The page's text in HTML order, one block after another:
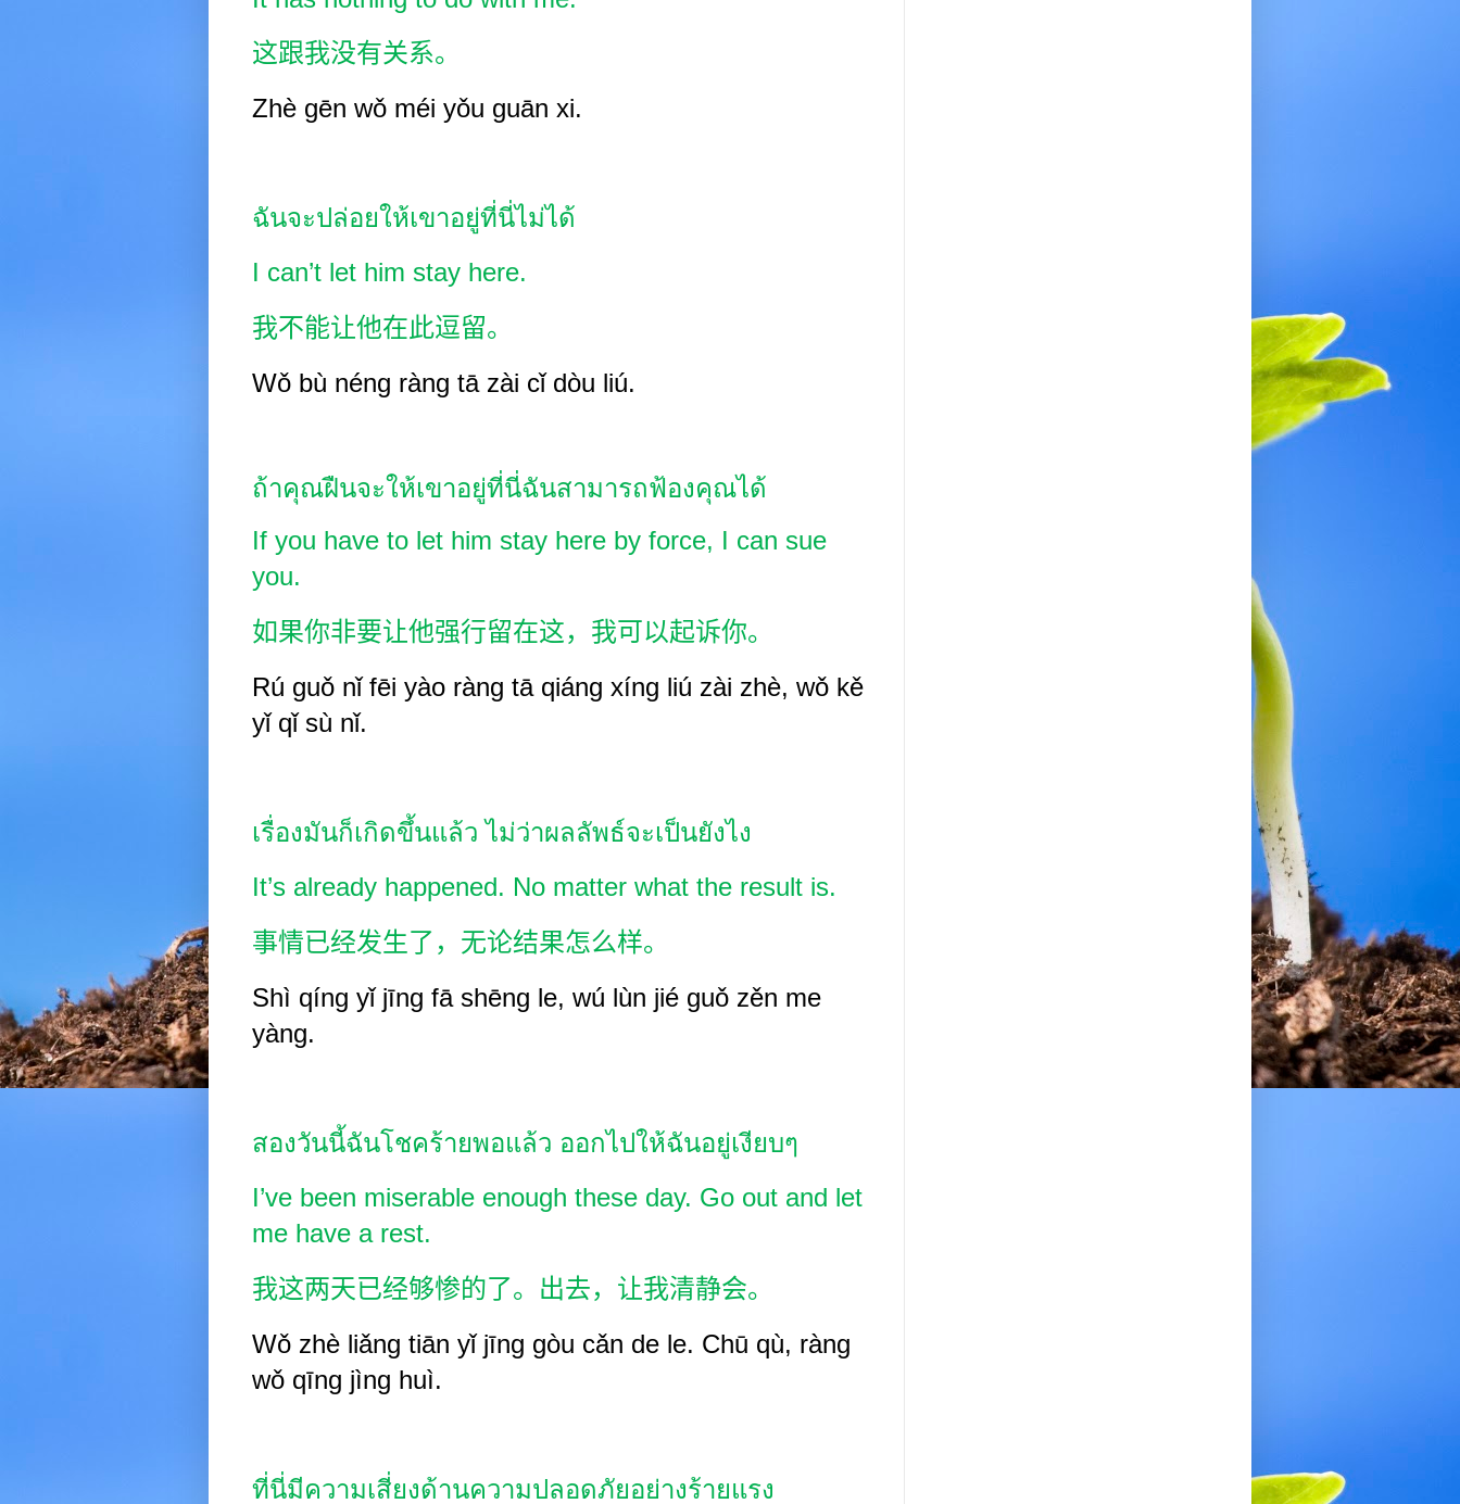
这跟我没有关系。
Zhè gēn wǒ méi yǒu guān xi.
ฉันจะปล่อยให้เขาอยู่ที่นี่ไม่ได้
I can’t let him stay here.
我不能让他在此逗留。
Wǒ bù néng ràng tā zài cǐ dòu liú.
ถ้าคุณฝืนจะให้เขาอยู่ที่นี่ฉันสามารถฟ้องคุณได้
If you have to let him stay here by force, I can sue
you.
如果你非要让他强行留在这，我可以起诉你。
Rú guǒ nǐ fēi yào ràng tā qiáng xíng liú zài zhè, wǒ kě
yǐ qǐ sù nǐ.
เรื่องมันก็เกิดขึ้นแล้ว ไม่ว่าผลลัพธ์จะเป็นยังไง
It’s already happened. No matter what the result is.
事情已经发生了，无论结果怎么样。
Shì qíng yǐ jīng fā shēng le, wú lùn jié guǒ zěn me
yàng.
สองวันนี้ฉันโชคร้ายพอแล้ว ออกไปให้ฉันอยู่เงียบๆ
I’ve been miserable enough these day. Go out and let
me have a rest.
我这两天已经够惨的了。出去，让我清静会。
Wǒ zhè liǎng tiān yǐ jīng gòu cǎn de le. Chū qù, ràng
wǒ qīng jìng huì.
ที่นี่มีความเสี่ยงด้านความปลอดภัยอย่างร้ายแรง